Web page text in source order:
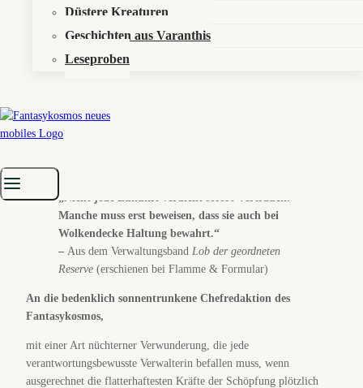
Düstere Kreaturen
Geschichten aus Varanthis
Leseproben
Hüterin der Reserveflamme und oberste Archivarin des
ehrwürdigen Gasgewölbes, wo man Zukunft sehr gern begrüßt,
im Zweifel wieder rückstandslos einlagern lässt.
„Nicht jede Zukunft verdient sofort Vertrauen.
Manche muss erst beweisen, dass sie auch bei
Wolkendecke Haltung bewahrt.“
– Aus dem Verwaltungsband Lob der geordneten
Reserve (erschienen bei Flamme & Formular)
An die bedenklich sonnentrunkene Chefredaktion des
Fantasykosmos,
mit einer Art nüchterner Verwunderung, die jede
verantwortungsbewusste Verwalterin befallen muss, wenn
ausgerechnet die flatterhaftesten Kräfte der Schöpfung plötzlich